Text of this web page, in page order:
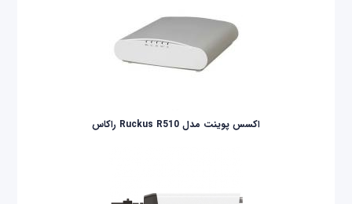
اکسس پوینت مدل Ruckus R510 راکاس